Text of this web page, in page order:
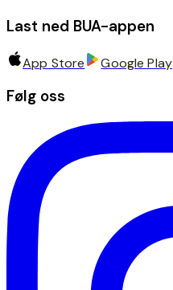
Last ned BUA-appen
App Store Google Play
Følg oss